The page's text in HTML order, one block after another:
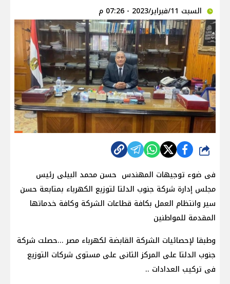
السبت 11/فبراير/2023 - 07:26 م
شارك
فى ضوء توجيهات المهندس حسن محمد البيلى رئيس
مجلس إدارة شركة جنوب الدلتا لتوزيع الكهرباء بمتابعة حسن
سير وانتظام العمل بكافة قطاعات الشركة وكافة خدماتها
المقدمة للمواطنين
وطبقا لإحصائيات الشركة القابضة لكهرباء مصر ...حصلت شركة
جنوب الدلتا على المركز الثانى على مستوى شركات التوزيع
فى تركيب العدادات ..